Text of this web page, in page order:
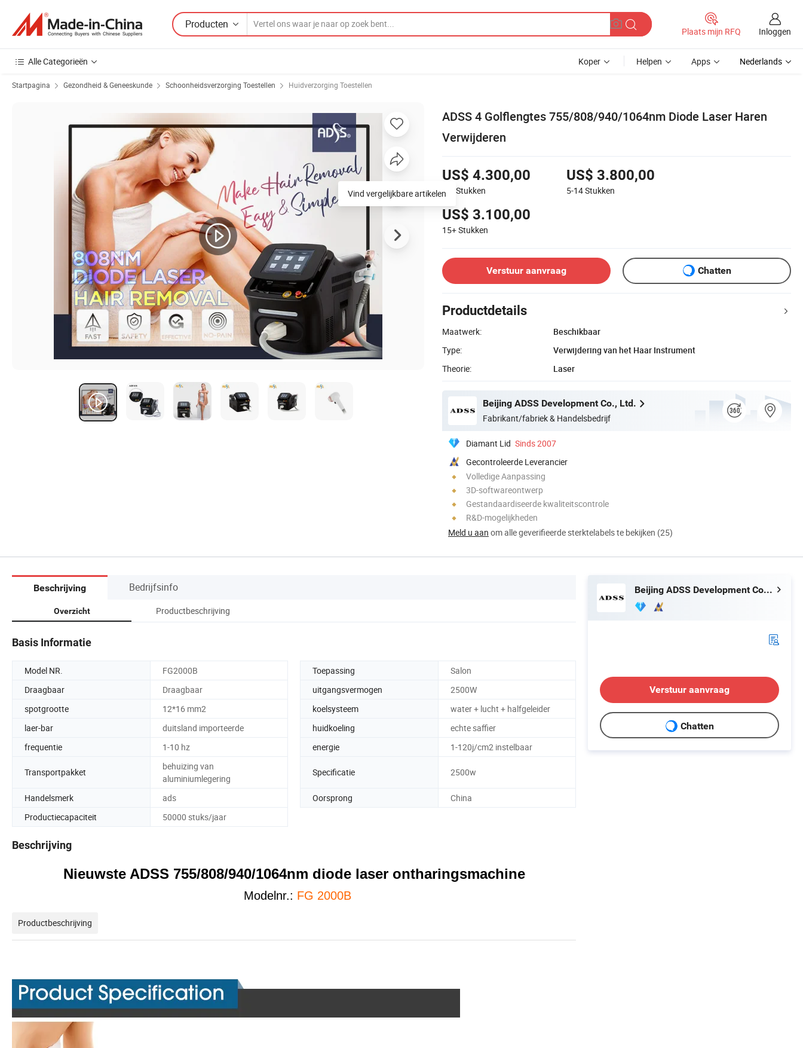
Producten
Plaats mijn RFQ Inloggen
Alle Categorieën Koper Helpen Apps Nederlands
Startpagina Gezondheid & Geneeskunde Schoonheidsverzorging Toestellen Huidverzorging Toestellen
ADSS 4 Golflengtes 755/808/940/1064nm Diode Laser Haren
Verwijderen
US$ 4.300,00
1-4 Stukken
US$ 3.800,00
5-14Stukken
US$ 3.100,00
15+Stukken
Verstuur aanvraag Chatten
Productdetails
Maatwerk:
Beschikbaar
Type:
Verwijdering van het Haar Instrument
Theorie:
Laser
Beijing ADSS Development Co., Ltd.
Fabrikant/fabriek & Handelsbedrijf
Diamant Lid Sinds 2007
Gecontroleerde Leverancier
Volledige Aanpassing
3D-softwareontwerp
Gestandaardiseerde kwaliteitscontrole
R&D-mogelijkheden
Meld u aan om alle geverifieerde sterktelabels te bekijken (25)
Vind vergelijkbare artikelen
Beschrijving Bedrijfsinfo
Overzicht Productbeschrijving
Basis Informatie
Model NR. FG2000B Toepassing
Salon
Draagbaar
Draagbaar uitgangsvermogen
2500W
spotgrootte
12*16 mm2 koelsysteem
water + lucht + halfgeleider
laer-bar
duitsland importeerde huidkoeling
echte saffier
frequentie
1-10 hz energie 1-120j/cm2 instelbaar
Transportpakket
behuizing van
aluminiumlegering
Specificatie 2500w
Handelsmerk ads Oorsprong
China
Productiecapaciteit
50000 stuks/jaar
Beschrijving
Nieuwste ADSS 755/808/940/1064nm diode laser ontharingsmachine
Modelnr.: FG 2000B
Productbeschrijving
Beijing ADSS Development Co., Ltd.
Verstuur aanvraag
Chatten